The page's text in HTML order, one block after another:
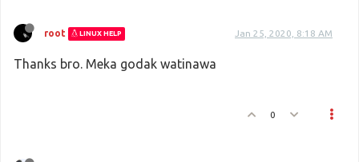
root LINUX HELP Jan 25, 2020, 8:18 AM
Thanks bro. Meka godak watinawa
0